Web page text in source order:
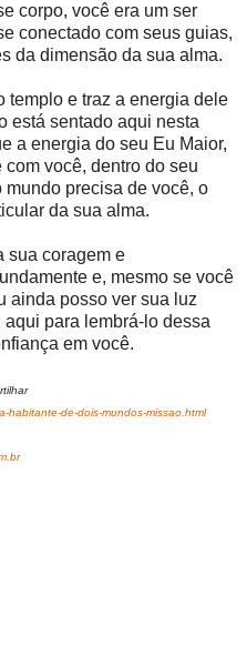
corpo, você era um ser
conectado com seus guias,
da dimensão da sua alma.
templo e traz a energia dele
está sentado aqui nesta
a energia do seu Eu Maior,
você, dentro do seu
precisa de você, o
da sua alma.
sua coragem e
e, mesmo se você
ainda posso ver sua luz
para lembrá-lo dessa
em você.
habitante-de-dois-mundos-missao.html